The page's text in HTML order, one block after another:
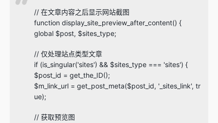
// 在文章内容之后显示网站截图
function display_site_preview_after_content() {
global $post, $sites_type;
// 仅处理站点类型文章
if (is_singular('sites') && $sites_type === 'sites') {
$post_id = get_the_ID();
$m_link_url = get_post_meta($post_id, '_sites_link', tr
ue);
// 获取预览图